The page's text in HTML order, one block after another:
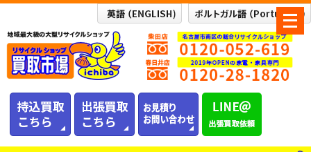
メ
ニ
ュ
ー